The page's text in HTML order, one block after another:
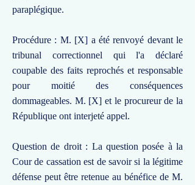
paraplégique.
Procédure : M. [X] a été renvoyé devant le
tribunal correctionnel qui l'a déclaré
coupable des faits reprochés et responsable
pour moitié des conséquences
dommageables. M. [X] et le procureur de la
République ont interjeté appel.
Question de droit : La question posée à la
Cour de cassation est de savoir si la légitime
défense peut être retenue au bénéfice de M.